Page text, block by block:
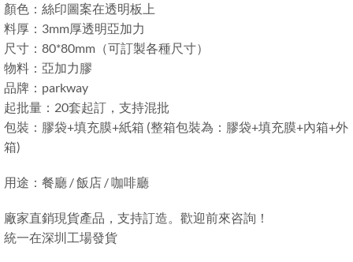
顏色：絲印圖案在透明板上
料厚：3mm厚透明亞加力
尺寸：80*80mm（可訂製各種尺寸）
物料：亞加力膠
品牌：parkway
起批量：20套起訂，支持混批
包裝：膠袋+填充膜+紙箱 (整箱包裝為：膠袋+填充膜+內箱+外
箱)
用途：餐廳 / 飯店 / 咖啡廳
廠家直銷現貨產品，支持訂造。歡迎前來咨詢！
統一在深圳工場發貨